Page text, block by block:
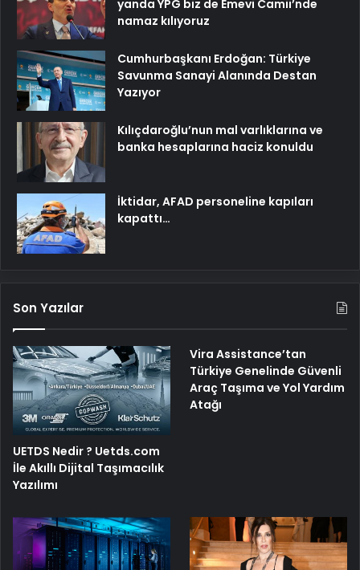
yanda YPG biz de Emevi Camii’nde
namaz kılıyoruz
Cumhurbaşkanı Erdoğan: Türkiye
Savunma Sanayi Alanında Destan
Yazıyor
Kılıçdaroğlu’nun mal varlıklarına ve
banka hesaplarına haciz konuldu
İktidar, AFAD personeline kapıları
kapattı…
Son Yazılar
UETDS Nedir ? Uetds.com
İle Akıllı Dijital Taşımacılık
Yazılımı
Vira Assistance’tan
Türkiye Genelinde Güvenli
Araç Taşıma ve Yol Yardım
Atağı